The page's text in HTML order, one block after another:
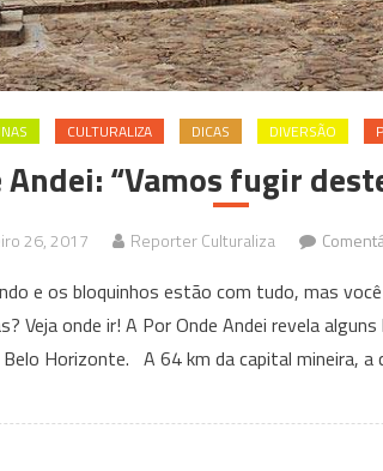
CULTURALIZA DICAS DIVERSÃO
Andei: “Vamos fugir
26, 2017 Reporter Culturaliza
e os bloquinhos estão com tudo, mas
Veja onde ir! A Por Onde Andei revela
Horizonte. A 64 km da capital mineira, a